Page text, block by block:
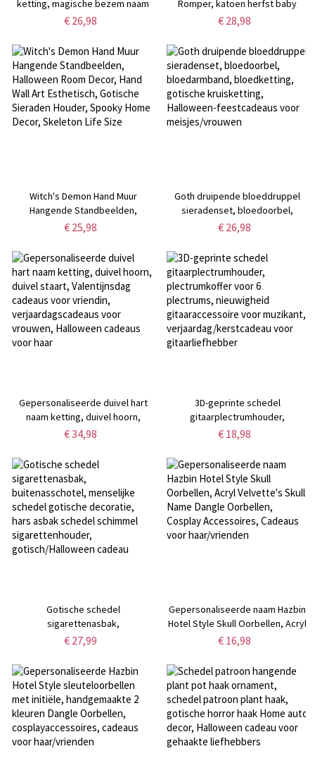
ketting, magische bezem naam
hanger ketting, Sterling Zilver
verjaardag/Kerst/verjaardag
cadeau voor vrouwen/meisjes
€ 26,98
Romper, katoen herfst baby
lange mouw bodysuit, retro
Halloween pasgeboren cadeau,
cadeau voor nieuwe
moeder/baby
€ 28,98
Witch's Demon Hand Muur
Hangende Standbeelden,
Halloween Room Decor, Hand
Sieraden Houder, Spooky Home
Decor, Skeleton Life Size
€ 25,98
Goth druipende bloeddruppel
sieradenset, bloedoorbel,
bloedarmband, bloedketting,
feestcadeaus voor
meisjes/vrouwen
€ 26,98
Gepersonaliseerde duivel hart
naam ketting, duivel hoorn,
duivel staart, Valentijnsdag
verjaardagscadeaus voor
vrouwen, Halloween cadeaus
voor haar
€ 34,98
3D-geprinte schedel
gitaarplectrumhouder,
plectrumkoffer voor 6 plectrums,
voor muzikant,
verjaardag/kerstcadeau voor
gitaarliefhebber
€ 18,98
Gotische schedel
sigarettenasbak,
buitenasschotel, menselijke
asbak schedel schimmel
sigarettenhouder,
gotisch/Halloween cadeau
€ 27,99
Gepersonaliseerde naam Hazbin
Hotel Style Skull Oorbellen, Acryl
Velvette's Skull Name Dangle
Cadeaus voor haar/vrienden
€ 16,98